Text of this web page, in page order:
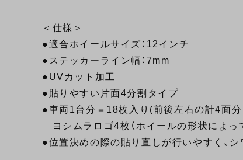
＜仕様＞
●適合ホイールサイズ：12インチ
●ステッカーライン幅：7mm
●UVカット加工
●貼りやすい片面4分割タイプ
●車両1台分＝18枚入り(前後左右の計4面
ヨシムラロゴ4枚（ホイールの形状によっ
●位置決めの際の貼り直しが行いやすく、